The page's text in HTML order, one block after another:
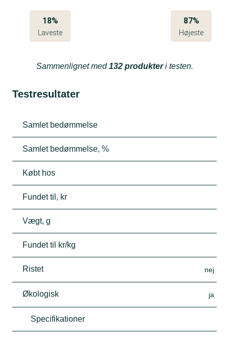
18%
Laveste
87%
Højeste
Sammenlignet med132 produkteri testen.
Testresultater
Samlet bedømmelse
Samlet bedømmelse, %
Købt hos
Fundet til, kr
Vægt, g
Fundet til kr/kg
Ristet nej
Økologisk ja
Specifikationer